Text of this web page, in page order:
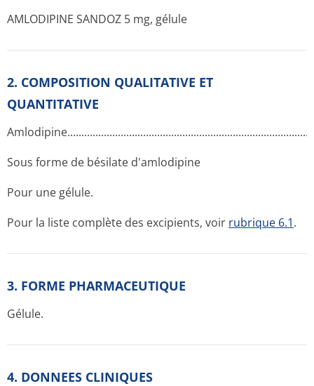
AMLODIPINE SANDOZ 5 mg, gélule
2. COMPOSITION QUALITATIVE ET
QUANTITATIVE
Sous forme de bésilate d'amlodipine
Pour une gélule.
Pour la liste complète des excipients, voir rubrique 6.1.
3. FORME PHARMACEUTIQUE
Gélule.
4. DONNEES CLINIQUES